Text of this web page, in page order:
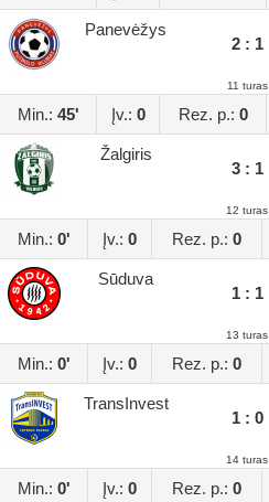
Panevėžys
2 : 1
11 turas
Min.: 45' Įv.: 0 Rez. p.: 0
Žalgiris
3 : 1
12 turas
Min.: 0' Įv.: 0 Rez. p.: 0
Sūduva
1 : 1
13 turas
Min.: 0' Įv.: 0 Rez. p.: 0
TransInvest
1 : 0
14 turas
Min.: 0' Įv.: 0 Rez. p.: 0